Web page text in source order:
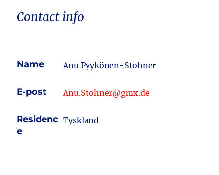
Contact info
Name Anu Pyykönen-Stohner
E-post Anu.Stohner@gmx.de
Residenc
e
Tyskland